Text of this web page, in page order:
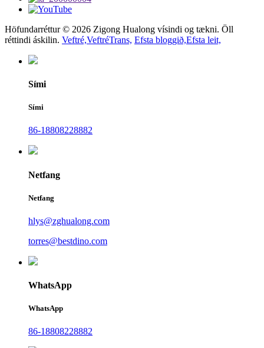
Höfundarréttur © 2026 Zigong Hualong vísindi og tækni. Öll
réttindi áskilin. Veftré,VeftréTrans, Efsta bloggið,Efsta leit,
Sími
Sími
86-18808228882
Netfang
Netfang
hlys@zghualong.com
torres@bestdino.com
WhatsApp
WhatsApp
86-18808228882